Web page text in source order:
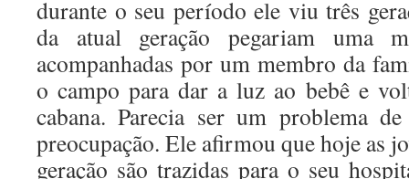
durante o seu período ele viu três
da atual geração pegariam uma
acompanhadas por um membro da
o campo para dar a luz ao bebê e
cabana. Parecia ser um problema
preocupação. Ele afirmou que hoje as
geração são trazidas para o seu